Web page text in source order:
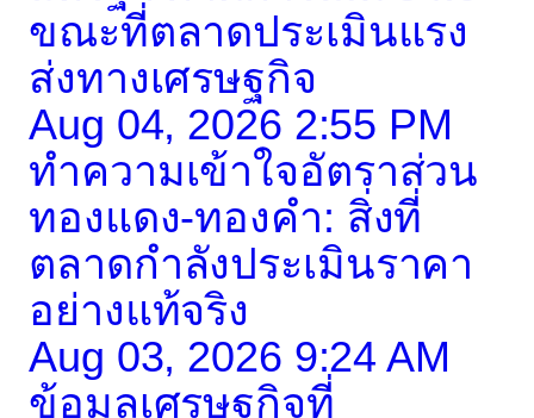
ขณะที่ตลาดประเมินแรง
ส่งทางเศรษฐกิจ
Aug 04, 2026 2:55 PM
ทำความเข้าใจอัตราส่วน
ทองแดง-ทองคำ: สิ่งที่
ตลาดกำลังประเมินราคา
อย่างแท้จริง
Aug 03, 2026 9:24 AM
ข้อมูลเศรษฐกิจที่